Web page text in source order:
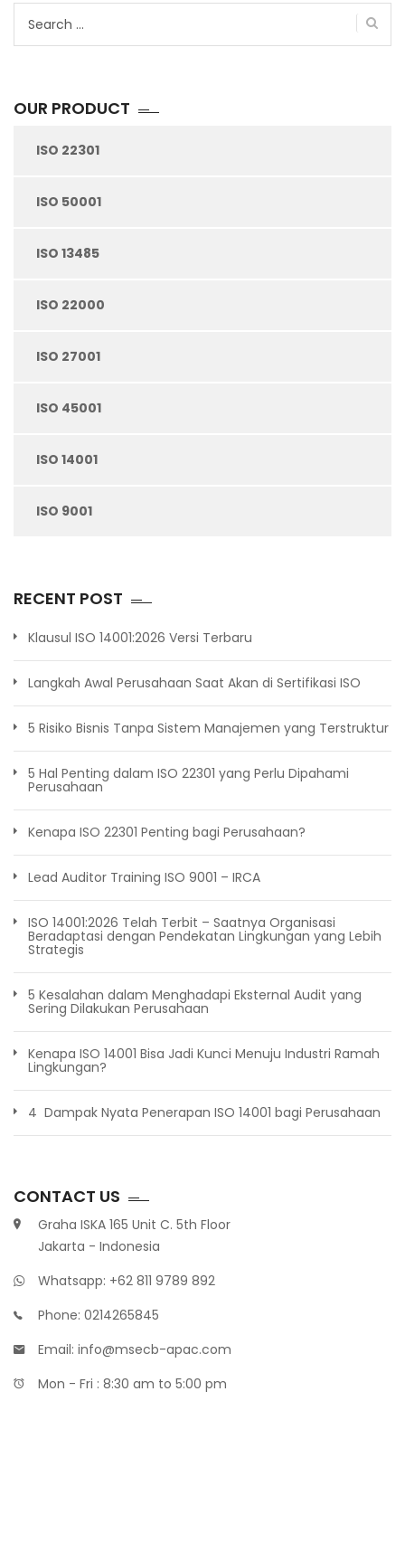
OUR PRODUCT
ISO 22301
ISO 50001
ISO 13485
ISO 22000
ISO 27001
ISO 45001
ISO 14001
ISO 9001
RECENT POST
Klausul ISO 14001:2026 Versi Terbaru
Langkah Awal Perusahaan Saat Akan di Sertifikasi ISO
5 Risiko Bisnis Tanpa Sistem Manajemen yang Terstruktur
5 Hal Penting dalam ISO 22301 yang Perlu Dipahami
Perusahaan
Kenapa ISO 22301 Penting bagi Perusahaan?
Lead Auditor Training ISO 9001 – IRCA
ISO 14001:2026 Telah Terbit – Saatnya Organisasi
Beradaptasi dengan Pendekatan Lingkungan yang Lebih
Strategis
5 Kesalahan dalam Menghadapi Eksternal Audit yang
Sering Dilakukan Perusahaan
Kenapa ISO 14001 Bisa Jadi Kunci Menuju Industri Ramah
Lingkungan?
4 Dampak Nyata Penerapan ISO 14001 bagi Perusahaan
CONTACT US
Graha ISKA 165 Unit C. 5th Floor
Jakarta - Indonesia
Whatsapp: +62 811 9789 892
Phone: 0214265845
Email: info@msecb-apac.com
Mon - Fri : 8:30 am to 5:00 pm